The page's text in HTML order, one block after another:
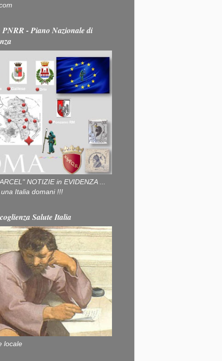
- Piano Nazionale di
NOTIZIE in EVIDENZA ...
Italia domani !!!
Salute Italia
locale